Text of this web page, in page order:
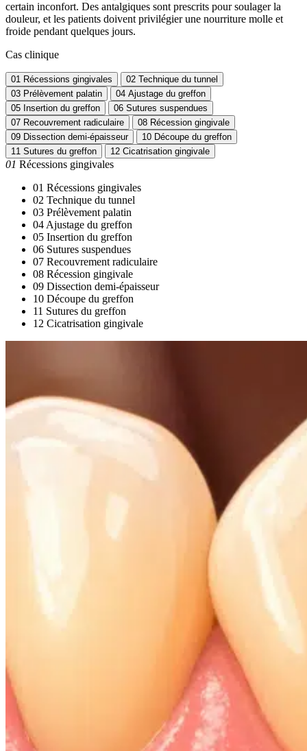
certain inconfort. Des antalgiques sont prescrits pour soulager la
douleur, et les patients doivent privilégier une nourriture molle et
froide pendant quelques jours.
Cas clinique
01 Récessions gingivales 02 Technique du tunnel
03 Prélèvement palatin 04 Ajustage du greffon
05 Insertion du greffon 06 Sutures suspendues
07 Recouvrement radiculaire 08 Récession gingivale
09 Dissection demi-épaisseur 10 Découpe du greffon
11 Sutures du greffon 12 Cicatrisation gingivale
01 Récessions gingivales
01 Récessions gingivales
02 Technique du tunnel
03 Prélèvement palatin
04 Ajustage du greffon
05 Insertion du greffon
06 Sutures suspendues
07 Recouvrement radiculaire
08 Récession gingivale
09 Dissection demi-épaisseur
10 Découpe du greffon
11 Sutures du greffon
12 Cicatrisation gingivale